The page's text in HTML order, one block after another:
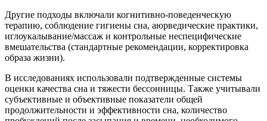
Другие подходы включали когнитивно-поведенческую
терапию, соблюдение гигиены сна, аюрведические практики,
иглоукалывание/массаж и контрольные неспецифические
вмешательства (стандартные рекомендации, корректировка
образа жизни).
В исследованиях использовали подтвержденные системы
оценки качества сна и тяжести бессонницы. Также учитывали
субъективные и объективные показатели общей
продолжительности и эффективности сна, количество